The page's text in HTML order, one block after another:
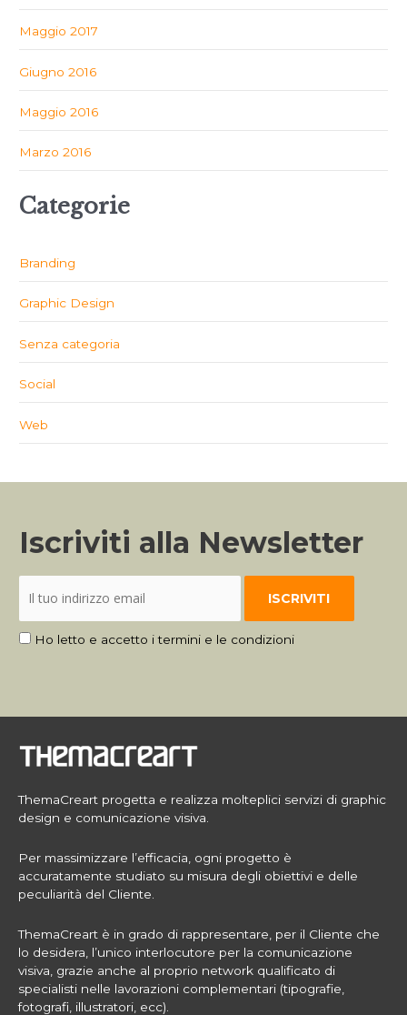
Maggio 2017
Giugno 2016
Maggio 2016
Marzo 2016
Categorie
Branding
Graphic Design
Senza categoria
Social
Web
Iscriviti alla Newsletter
Ho letto e accetto i termini e le condizioni
ThemaCreart progetta e realizza molteplici servizi di graphic
design e comunicazione visiva.
Per massimizzare l’efficacia, ogni progetto è
accuratamente studiato su misura degli obiettivi e delle
peculiarità del Cliente.
ThemaCreart è in grado di rappresentare, per il Cliente che
lo desidera, l’unico interlocutore per la comunicazione
visiva, grazie anche al proprio network qualificato di
specialisti nelle lavorazioni complementari (tipografie,
fotografi, illustratori, ecc).